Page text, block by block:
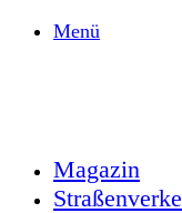
Menü
Magazin